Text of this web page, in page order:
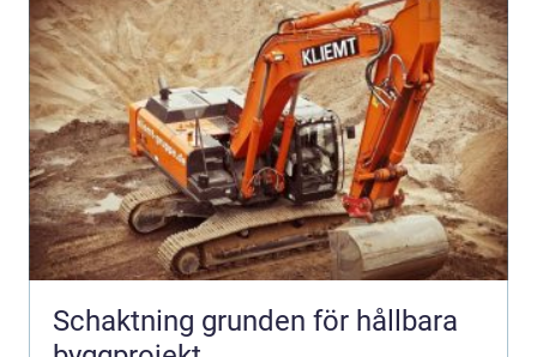
Schaktning grunden för hållbara